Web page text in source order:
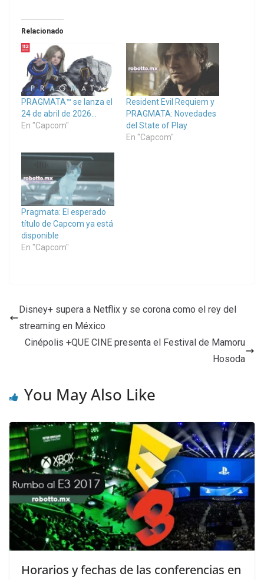
Relacionado
PRAGMATA™ se lanza el
24 de abril de 2026…
En "Capcom"
Resident Evil Requiem y
PRAGMATA: Novedades
del State of Play
En "Capcom"
Pragmata: El esperado
título de Capcom ya está
disponible
En "Capcom"
Disney+ supera a Netflix y se corona como el rey del
streaming en México
Cinépolis +QUE CINE presenta el Festival de Mamoru
Hosoda
You May Also Like
Horarios y fechas de las conferencias en